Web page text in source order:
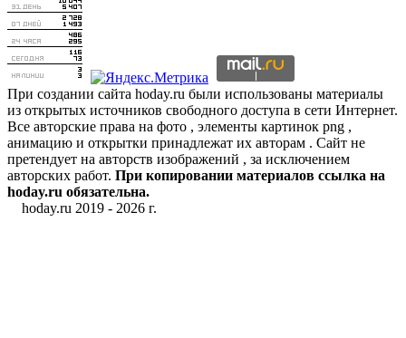
При создании сайта hoday.ru были использованы материалы
из открытых источников свободного доступа в сети Интернет.
Все авторские права на фото , элементы картинок png ,
анимацию и открытки принадлежат их авторам . Сайт не
претендует на авторств изображений , за исключением
авторских работ. При копировании материалов ссылка на
hoday.ru обязательна.
hoday.ru 2019 - 2026 г.